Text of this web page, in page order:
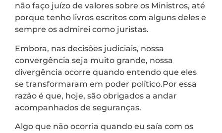
não faço juízo de valores sobre os Ministros, até
porque tenho livros escritos com alguns deles e
sempre os admirei como juristas.
Embora, nas decisões judiciais, nossa
convergência seja muito grande, nossa
divergência ocorre quando entendo que eles
se transformaram em poder político.Por essa
razão é que, hoje, são obrigados a andar
acompanhados de seguranças.
Algo que não ocorria quando eu saía com os